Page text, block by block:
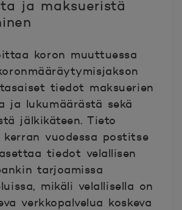
ja maksueristä
koron muuttuessa
tiedot maksuerien
ja lukumäärästä sekä
jälkikäteen. Tieto
vuodessa postitse
tiedot velallisen
tarjoamissa
mikäli velallisella on
verkkopalvelua koskeva